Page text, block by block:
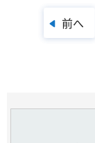
前へ